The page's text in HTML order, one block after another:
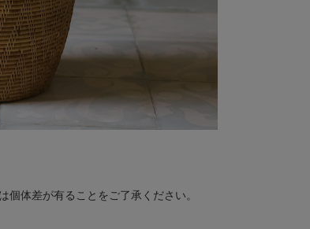
体差が有ることをご了承ください。